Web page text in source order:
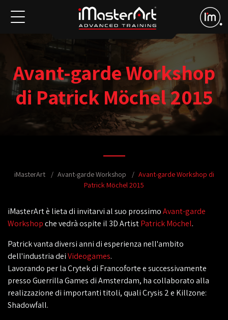
Avant-garde Workshop
di Patrick Möchel 2015
iMasterArt Avant-garde Workshop
Avant-garde Workshop di
Patrick Möchel 2015
iMasterArt è lieta di invitarvi al suo prossimoAvant-garde
Workshopche vedrà ospite il 3D ArtistPatrick Möchel.
Patrick vanta diversi anni di esperienza nell'ambito
dell'industria deiVideogames.
Lavorando per la Crytek di Francoforte e successivamente
presso Guerrilla Games di Amsterdam, ha collaborato alla
realizzazione di importanti titoli, quali Crysis 2 e Killzone:
Shadowfall.